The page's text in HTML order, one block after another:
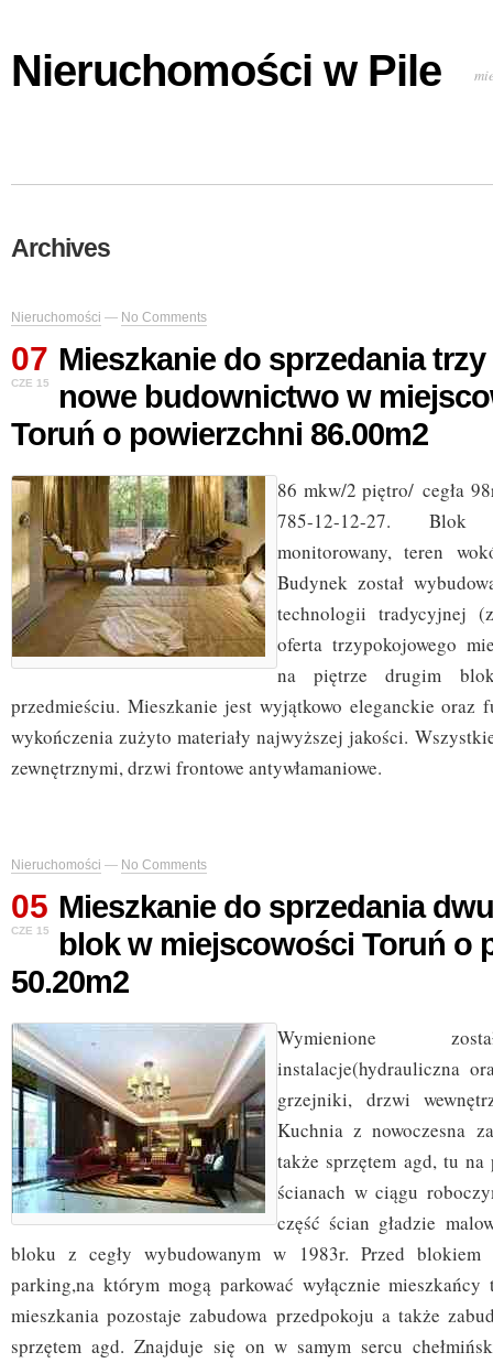
Nieruchomości w Pile
Archives
Nieruchomości — No Comments
07
CZE 15
Mieszkanie do sprzedania
nowe budownictwo w
Toruń o powierzchni 86.00m2
86 mkw/2 piętro/ cegła
785-12-12-27.
monitorowany, teren
Budynek został
technologii tradycyjnej
oferta trzypokojowego
na piętrze drugim
przedmieściu. Mieszkanie jest wyjątkowo eleganckie oraz
wykończenia zużyto materiały najwyższej jakości.
zewnętrznymi, drzwi frontowe antywłamaniowe.
Nieruchomości — No Comments
05
CZE 15
Mieszkanie do sprzedania
blok w miejscowości Toruń o
50.20m2
Wymienione
instalacje(hydrauliczna
grzejniki, drzwi
Kuchnia z nowoczesna
także sprzętem agd, tu na
ścianach w ciągu
część ścian gładzie
bloku z cegły wybudowanym w 1983r. Przed blokiem
parking,na którym mogą parkować wyłącznie
mieszkania pozostaje zabudowa przedpokoju a także
sprzętem agd. Znajduje się on w samym sercu